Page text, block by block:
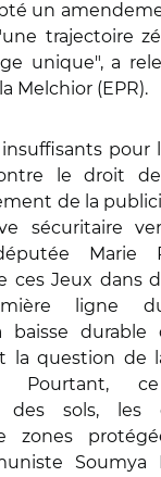
un
trajectoire
unique", a
Melchior (EPR).
pour
le droit de
de la
sécuritaire
Marie
ces Jeux dans
ligne du
baisse durable
la question de
Pourtant,
des sols, les
zones
Soumya